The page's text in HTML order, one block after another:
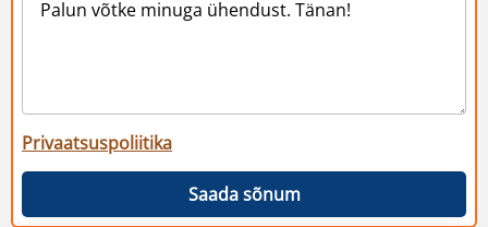
Privaatsuspoliitika
Saada sõnum